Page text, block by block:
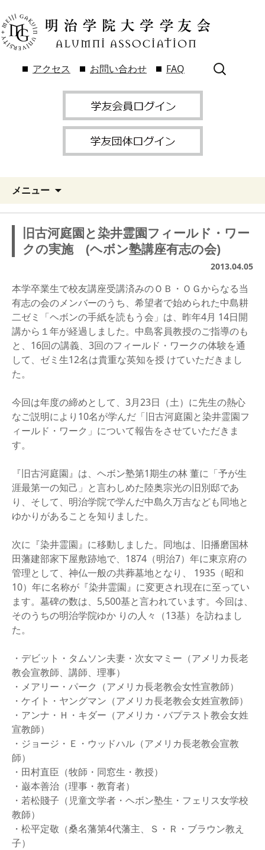
アクセス お問い合わせ FAQ
検
索:
メニュー
旧古河庭園と染井霊園フィールド・ワー
クの実施 (ヘボン塾講座有志の会)
2013.04.05
本学卒業生で校友講座受講済みのＯＢ・ＯＧからなる当
有志の会のメンバーのうち、希望者で始められた中島耕
二ゼミ「ヘボンの手紙を読もう会」は、昨年4月 14日開
講から１年が経過しました。中島客員教授のご指導のも
と、16回の講義、3回のフィールド・ワークの体験を通
して、ゼミ生12名は貴重な英知を授 けていただきまし
た。
今回は年度の締めとして、3月23日（土）に先生の熱心
なご説明により10名が学んだ「旧古河庭園と染井霊園フ
ィールド・ワーク」について報告をさせていただきま
す。
『旧古河庭園』は、ヘボン塾第1期生の林 董に「予が生
涯最第一の知己」と言わしめた陸奥宗光の旧別邸であ
り、そして、明治学院で学んだ中島久万吉なども同地と
ゆかりがあることを知りました。
次に『染井霊園』に移動しました。同地は、旧播磨国林
田藩建部家下屋敷跡地で、1874（明治7）年に東京府の
管理として、神仏一般の共葬墓地となり、 1935（昭和
10）年に名称が『染井霊園』に変更され現在に至ってい
ます。墓碑の数は、5,500基と言われています。今回は、
そのうちの明治学院ゆか りの人々（13基）を訪ねまし
た。
・デビット・タムソン夫妻・次女マミー（アメリカ長老
教会宣教師、講師、理事）
・メアリー・パーク（アメリカ長老教会女性宣教師）
・ケイト・ヤングマン（アメリカ長老教会女姓宣教師）
・アンナ・Ｈ・キダー（アメリカ・バプテスト教会女姓
宣教師）
・ジョージ・Ｅ・ウッドハル（アメリカ長老教会宣教
師）
・田村直臣（牧師・同窓生・教授）
・巌本善治（理事・教育者）
・若松賤子（児童文学者・ヘボン塾生・フェリス女学校
教師）
・松平定敬（桑名藩第4代藩主、Ｓ・Ｒ・ブラウン教え
子）